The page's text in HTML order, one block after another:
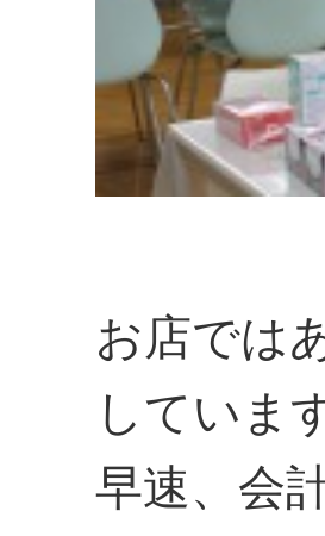
お店では
していま
早速、会